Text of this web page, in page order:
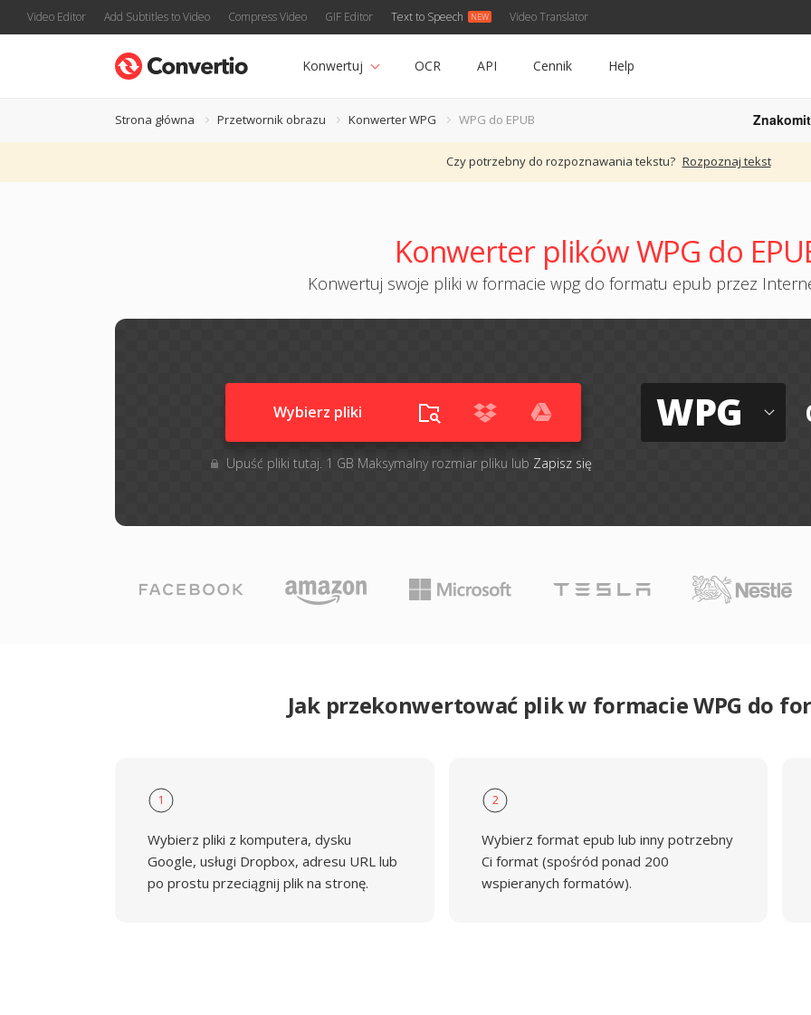
Video Editor Add Subtitles to Video Compress Video GIF Editor Text to Speech Video Translator
Konwertuj OCR API Cennik Help
Strona główna Przetwornik obrazu Konwerter WPG WPG do EPUB
Czy potrzebny do rozpoznawania tekstu? Rozpoznaj tekst
Konwerter plików WPG do
Konwertuj swoje pliki w formacie wpg do formatu epub przez
Wybierz pliki
Upuść pliki tutaj. 1 GB Maksymalny rozmiar pliku lub Zapisz się
WPG
Jak przekonwertować plik w formacie WPG do
1
Wybierz pliki z komputera, dysku
Google, usługi Dropbox, adresu URL lub
po prostu przeciągnij plik na stronę.
2
Wybierz format epub lub inny potrzebny
Ci format (spośród ponad 200
wspieranych formatów).